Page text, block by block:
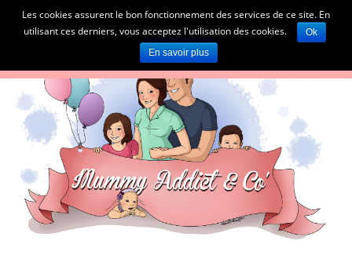
Les cookies assurent le bon fonctionnement des services de ce site. En
utilisant ces derniers, vous acceptez l'utilisation des cookies.
Ok
En savoir plus